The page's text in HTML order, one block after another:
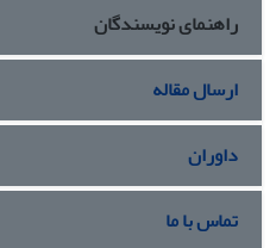
راهنمای نویسندگان
ارسال مقاله
داوران
تماس با ما